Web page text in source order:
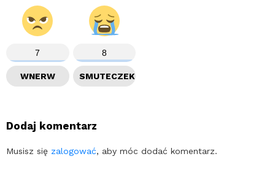
7
WNERW
8
SMUTECZEK
Dodaj komentarz
Musisz się zalogować, aby móc dodać komentarz.